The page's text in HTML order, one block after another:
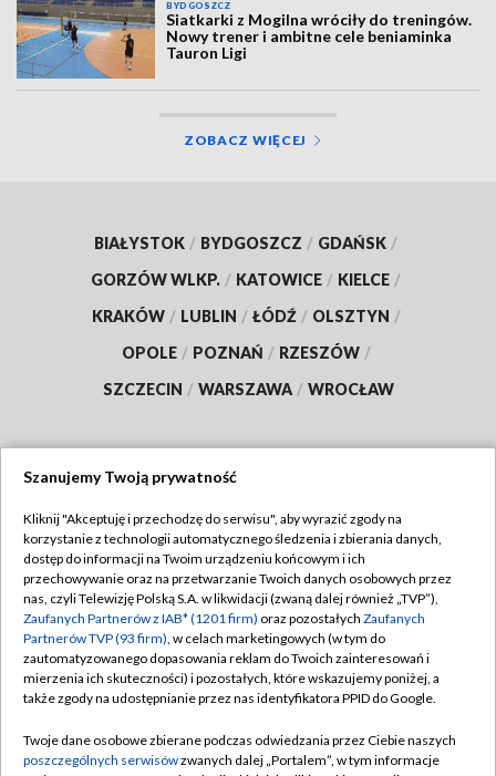
BYDGOSZCZ
Siatkarki z Mogilna wróciły do treningów.
Nowy trener i ambitne cele beniaminka
Tauron Ligi
ZOBACZ WIĘCEJ
BIAŁYSTOK / BYDGOSZCZ / GDAŃSK /
GORZÓW WLKP. / KATOWICE / KIELCE /
KRAKÓW / LUBLIN / ŁÓDŹ / OLSZTYN /
OPOLE / POZNAŃ / RZESZÓW /
SZCZECIN / WARSZAWA / WROCŁAW
TVP
Abonament TVP
Emisja w TVP
Centrum informacji TVP
Naziemna Telewizja Cyfrowa
Rada Programowa
Regulamin TVP
Polityka prywatności
Moje zgody
Pomoc
Kontakt
Szanujemy Twoją prywatność
Kliknij "Akceptuję i przechodzę do serwisu", aby wyrazić zgody na
korzystanie z technologii automatycznego śledzenia i zbierania danych,
dostęp do informacji na Twoim urządzeniu końcowym i ich
przechowywanie oraz na przetwarzanie Twoich danych osobowych przez
nas, czyli Telewizję Polską S.A. w likwidacji (zwaną dalej również „TVP”),
Zaufanych Partnerów z IAB* (1201 firm) oraz pozostałych Zaufanych
Partnerów TVP (93 firm), w celach marketingowych (w tym do
zautomatyzowanego dopasowania reklam do Twoich zainteresowań i
mierzenia ich skuteczności) i pozostałych, które wskazujemy poniżej, a
także zgody na udostępnianie przez nas identyfikatora PPID do Google.
Twoje dane osobowe zbierane podczas odwiedzania przez Ciebie naszych
poszczególnych serwisówzwanych dalej „Portalem”, w tym informacje